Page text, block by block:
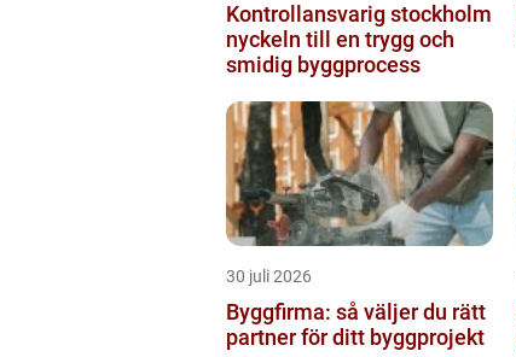
Kontrollansvarig stockholm
nyckeln till en trygg och
smidig byggprocess
30 juli 2026
Byggfirma: så väljer du rätt
partner för ditt byggprojekt